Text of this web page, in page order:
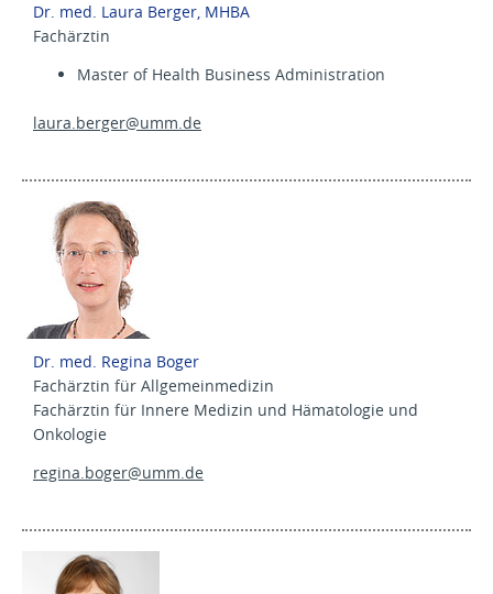
Dr. med. Laura Berger, MHBA
Fachärztin
Master of Health Business Administration
laura.berger@umm.de
Dr. med. Regina Boger
Fachärztin für Allgemeinmedizin
Fachärztin für Innere Medizin und Hämatologie und
Onkologie
regina.boger@umm.de